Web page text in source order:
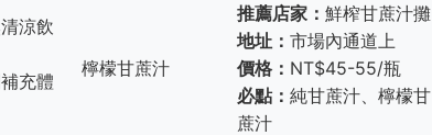
涼飲
充體
檸檬甘蔗汁
推薦店家： 鮮榨甘蔗汁攤
地址： 市場內通道上
價格： NT$45-55/瓶
必點： 純甘蔗汁、檸檬甘
蔗汁